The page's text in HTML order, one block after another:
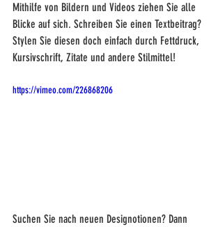
Mithilfe von Bildern und Videos ziehen Sie alle
Blicke auf sich. Schreiben Sie einen Textbeitrag?
Stylen Sie diesen doch einfach durch Fettdruck,
Kursivschrift, Zitate und andere Stilmittel!
https://vimeo.com/226868206
Suchen Sie nach neuen Designotionen? Dann